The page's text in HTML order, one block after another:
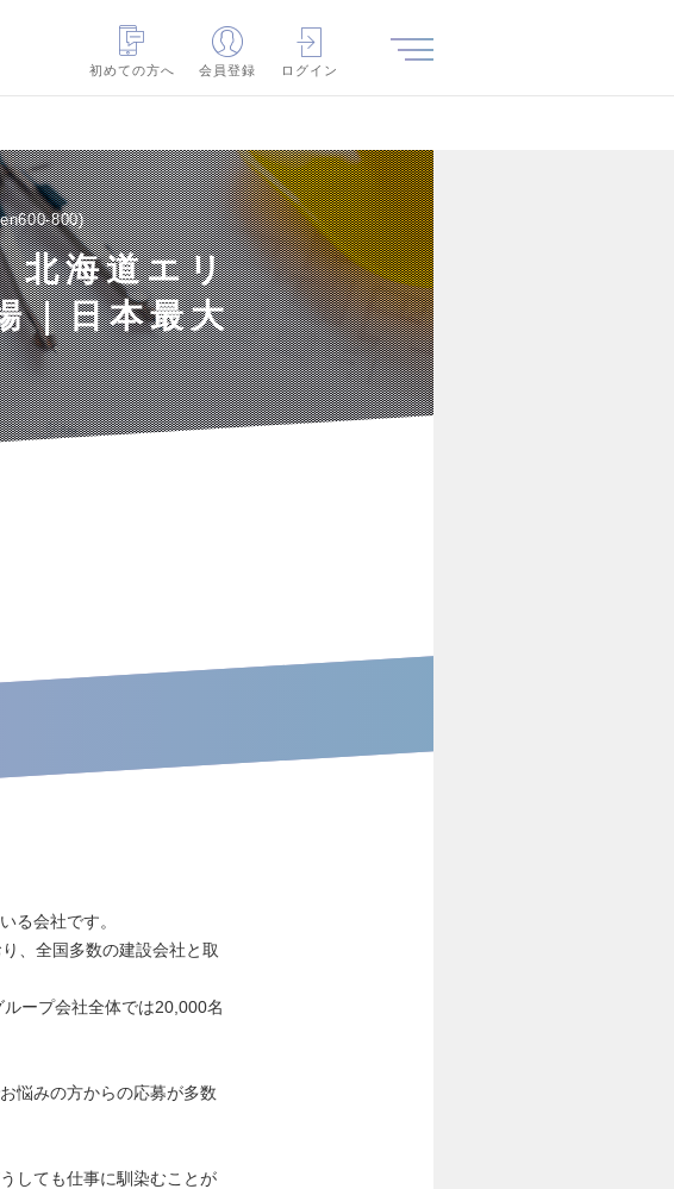
初めての方へ
会員登録 ログイン
800
北海道エリ
｜日本最大
る会社です。
、全国多数の建設会社と取
ープ会社全体では20,000名
悩みの方からの応募が多数
しても仕事に馴染むことが